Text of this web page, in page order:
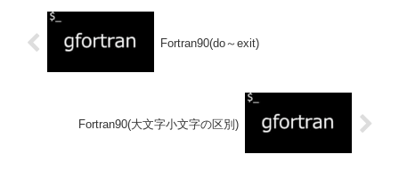
Fortran90(do～exit)
Fortran90(大文字小文字の区別)